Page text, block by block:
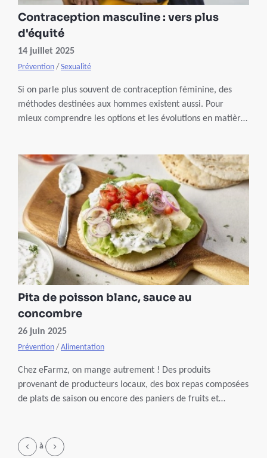
Contraception masculine : vers plus
d'équité
14 juillet 2025
Prévention / Sexualité
Si on parle plus souvent de contraception féminine, des
méthodes destinées aux hommes existent aussi. Pour
mieux comprendre les options et les évolutions en matière
dans une vidéo à découvrir ci-dessous.
Pita de poisson blanc, sauce au
concombre
26 juin 2025
Prévention / Alimentation
Chez eFarmz, on mange autrement ! Des produits
provenant de producteurs locaux, des box repas composées
de plats de saison ou encore des paniers de fruits et
Page à